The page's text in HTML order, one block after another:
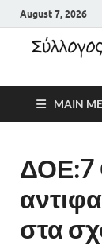
August 7, 2026
MAIN
ΔΟΕ:7
στα